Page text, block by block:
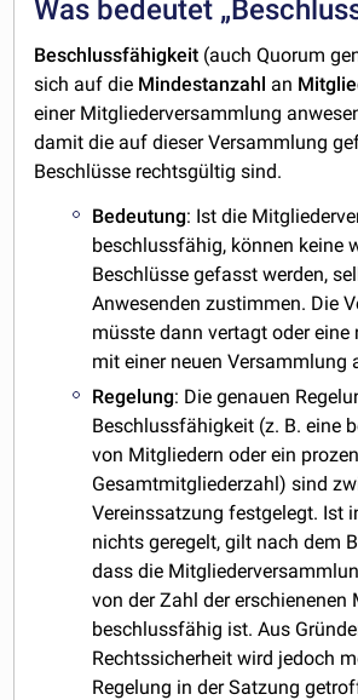
Was bedeutet
Beschlussfähigkeit (auch Quorum
sich auf die Mindestanzahl an
einer Mitgliederversammlung
damit die auf dieser Versammlung
Beschlüsse rechtsgültig sind.
Bedeutung: Ist die
beschlussfähig, können keine
Beschlüsse gefasst werden,
Anwesenden zustimmen. Die
müsste dann vertagt oder eine
mit einer neuen Versammlung
Regelung: Die genauen
Beschlussfähigkeit (z. B. eine
von Mitgliedern oder ein
Gesamtmitgliederzahl) sind
Vereinssatzung festgelegt. Ist
nichts geregelt, gilt nach dem
dass die
von der Zahl der erschienenen
beschlussfähig ist. Aus
Rechtssicherheit wird jedoch
Regelung in der Satzung